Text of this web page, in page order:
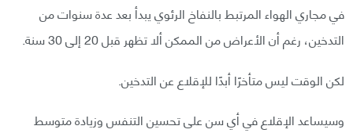
في مجاري الهواء المرتبط بالنفاخ الرئوي يبدأ بعد عدة سنوات من
التدخين، رغم أن الأعراض من الممكن ألا تظهر قبل 20 إلى 30 سنة.
لكن الوقت ليس متأخرًا أبدًا للإقلاع عن التدخين.
وسيساعد الإقلاع في أي سن على تحسين التنفس وزيادة متوسط